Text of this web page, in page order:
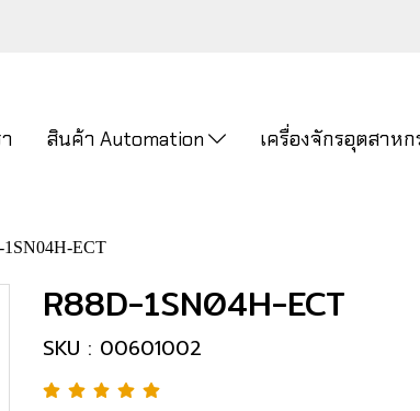
สินค้า Automation เครื่องจักรอุตสาห
1SN04H-ECT
R88D-1SN04H-ECT
SKU : 00601002